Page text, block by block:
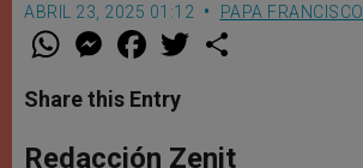
ABRIL 23, 2025 01:12 PAPA FRANCISCO
W
t
s
p
M
e
s
e
g
F
a
e
b
o
w
r
Share this Entry
Redacción Zenit